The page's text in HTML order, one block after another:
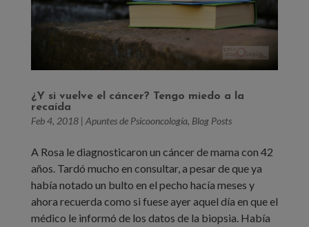
¿Y si vuelve el cáncer? Tengo miedo a la
recaída
Feb 4, 2018| Apuntes de Psicooncología, Blog Posts
A Rosa le diagnosticaron un cáncer de mama con 42
años. Tardó mucho en consultar, a pesar de que ya
había notado un bulto en el pecho hacía meses y
ahora recuerda como si fuese ayer aquel día en que el
médico le informó de los datos de la biopsia. Había